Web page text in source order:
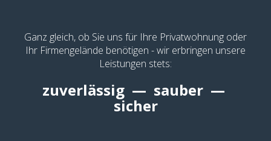
Ganz gleich, ob Sie uns für Ihre Privatwohnung oder
Ihr Firmengelände benötigen - wir erbringen unsere
Leistungen stets:
zuverlässig — sauber —
sicher